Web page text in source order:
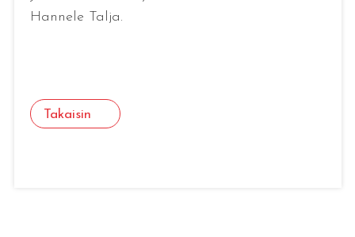
Hannele Talja.
Takaisin